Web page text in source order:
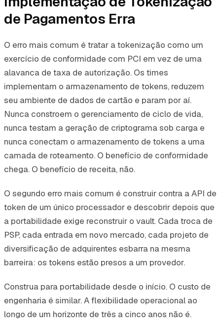
de Pagamentos Erra
O erro mais comum é tratar a tokenização como um
exercício de conformidade com PCI em vez de uma
alavanca de taxa de autorização. Os times
implementam o armazenamento de tokens, reduzem
seu ambiente de dados de cartão e param por aí.
Nunca constroem o gerenciamento de ciclo de vida,
nunca testam a geração de criptograma sob carga e
nunca conectam o armazenamento de tokens a uma
camada de roteamento. O benefício de conformidade
chega. O benefício de receita, não.
O segundo erro mais comum é construir contra a API de
token de um único processador e descobrir depois que
a portabilidade exige reconstruir o vault. Cada troca de
PSP, cada entrada em novo mercado, cada projeto de
diversificação de adquirentes esbarra na mesma
barreira: os tokens estão presos a um provedor.
Construa para portabilidade desde o início. O custo de
engenharia é similar. A flexibilidade operacional ao
longo de um horizonte de três a cinco anos não é.